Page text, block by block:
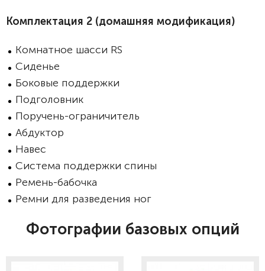
Комплектация 2 (домашняя модификация)
Комнатное шасси RS
Сиденье
Боковые поддержки
Подголовник
Поручень-ограничитель
Абдуктор
Навес
Система поддержки спины
Ремень-бабочка
Ремни для разведения ног
Фотографии базовых опций